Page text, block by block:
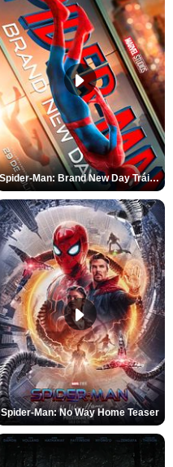
Spider-Man: Brand New Day Tráiler (3)
Spider-Man: No Way Home Teaser